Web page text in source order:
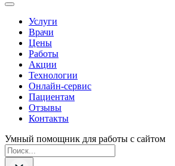
Услуги
Врачи
Цены
Работы
Акции
Технологии
Онлайн-сервис
Пациентам
Отзывы
Контакты
Умный помощник для работы с сайтом